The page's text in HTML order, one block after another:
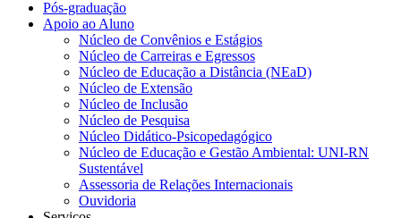
Pós-graduação
Apoio ao Aluno
Núcleo de Convênios e Estágios
Núcleo de Carreiras e Egressos
Núcleo de Educação a Distância (NEaD)
Núcleo de Extensão
Núcleo de Inclusão
Núcleo de Pesquisa
Núcleo Didático-Psicopedagógico
Núcleo de Educação e Gestão Ambiental: UNI-RN
Sustentável
Assessoria de Relações Internacionais
Ouvidoria